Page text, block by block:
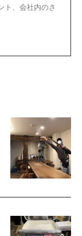
ト、会社内のさ